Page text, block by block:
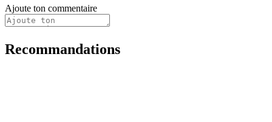
Ajoute ton commentaire
Recommandations